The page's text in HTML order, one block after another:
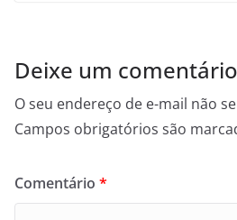
Deixe um comentário
O seu endereço de e-mail não
Campos obrigatórios são
Comentário *